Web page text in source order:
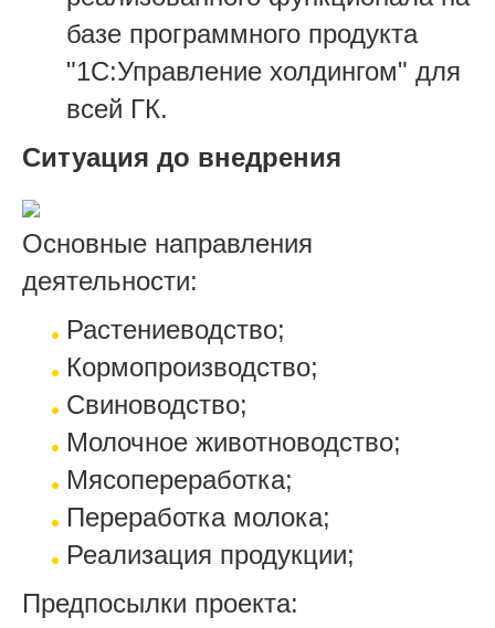
базе программного продукта
"1С:Управление холдингом" для
всей ГК.
Ситуация до внедрения
Основные направления
деятельности:
Растениеводство;
Кормопроизводство;
Свиноводство;
Молочное животноводство;
Мясопереработка;
Переработка молока;
Реализация продукции;
Предпосылки проекта: